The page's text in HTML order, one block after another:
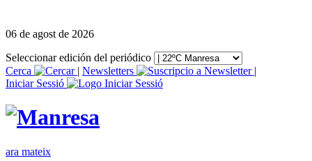
06 de agost de 2026
Seleccionar edición del periódico
Cerca
| Newsletters
|
Iniciar Sessió
ara mateix